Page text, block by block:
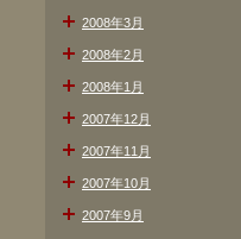
2008年3月
2008年2月
2008年1月
2007年12月
2007年11月
2007年10月
2007年9月